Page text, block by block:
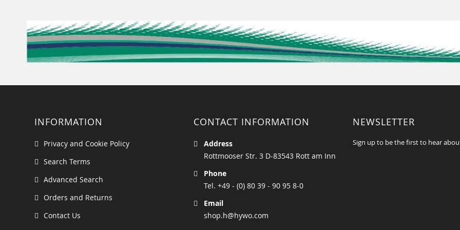
INFORMATION
Privacy and Cookie Policy
Search Terms
Advanced Search
Orders and Returns
Contact Us
CONTACT INFORMATION
Address
Rottmooser Str. 3 D-83543 Rott am Inn
Phone
Tel. +49 - (0) 80 39 - 90 95 8-0
Email
shop.h@hywo.com
NEWSLETTER
Sign up to be the first to hear